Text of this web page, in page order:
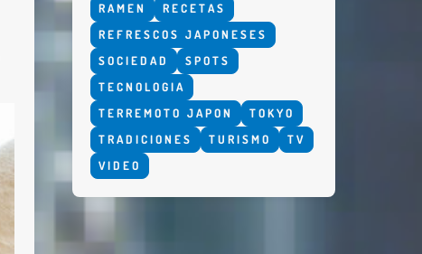
RAMEN
RECETAS
REFRESCOS JAPONESES
SOCIEDAD
SPOTS
TECNOLOGIA
TERREMOTO JAPON
TOKYO
TRADICIONES
TURISMO
TV
VIDEO